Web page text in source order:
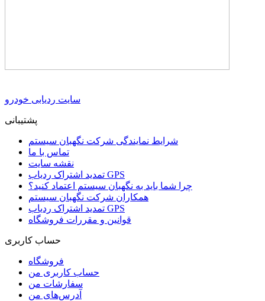
سایت ردیابی خودرو
پشتیبانی
شرایط نمایندگی شرکت نگهبان سیستم
تماس با ما
نقشه سایت
تمدید اشتراک ردیاب GPS
چرا شما باید به نگهبان سیستم اعتماد کنید؟
همکاران شرکت نگهبان سیستم
تمدید اشتراک ردیاب GPS
قوانین و مقررات فروشگاه
حساب کاربری
فروشگاه
حساب کاربری من
سفارشات من
آدرس‌های من